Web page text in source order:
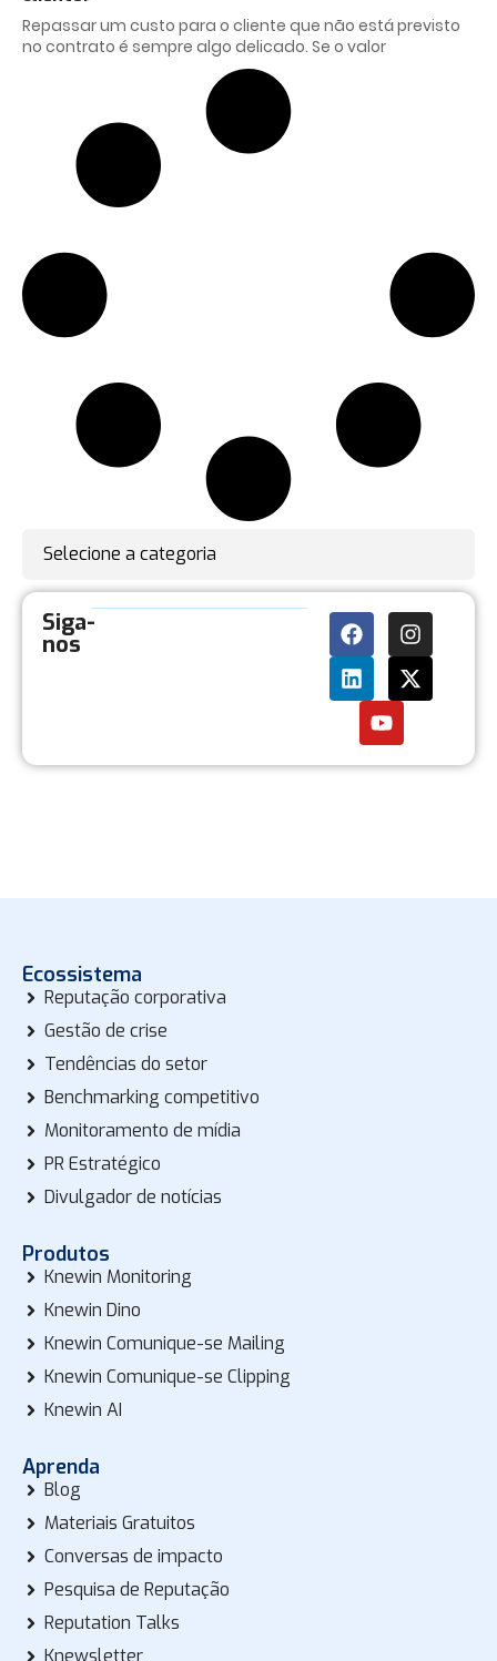
Repassar um custo para o cliente que não está previsto
no contrato é sempre algo delicado. Se o valor
Selecione a categoria
Siga-
nos
Ecossistema
Reputação corporativa
Gestão de crise
Tendências do setor
Benchmarking competitivo
Monitoramento de mídia
PR Estratégico
Divulgador de notícias
Produtos
Knewin Monitoring
Knewin Dino
Knewin Comunique-se Mailing
Knewin Comunique-se Clipping
Knewin AI
Aprenda
Blog
Materiais Gratuitos
Conversas de impacto
Pesquisa de Reputação
Reputation Talks
Knewsletter